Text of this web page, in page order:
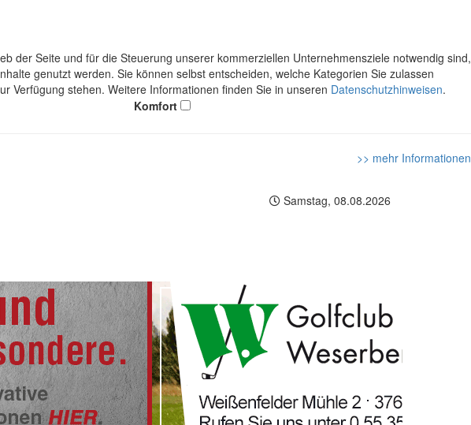
der Seite und für die Steuerung unserer kommerziellen Unternehmensziele notwendig sind,
genutzt werden. Sie können selbst entscheiden, welche Kategorien Sie zulassen
Verfügung stehen. Weitere Informationen finden Sie in unseren Datenschutzhinweisen.
Komfort
>> mehr Informationen
Samstag, 08.08.2026